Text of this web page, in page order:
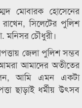
মোবারক হোসেনের
সিলেটের পুলিশ
মনিসর চৌধুরী।
জেলা পুলিশ সম্ভব
আমরা আমাদের অতীতের
আমি এমন একটা
ছাড়াই ধর্মীয় উৎসব